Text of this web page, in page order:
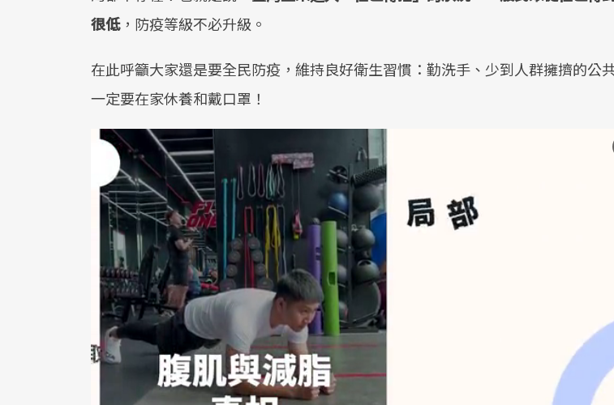
很低，防疫等級不必升級。
在此呼籲大家還是要全民防疫，維持良好衛生習慣：勤洗手、少到人群擁擠的公
一定要在家休養和戴口罩！